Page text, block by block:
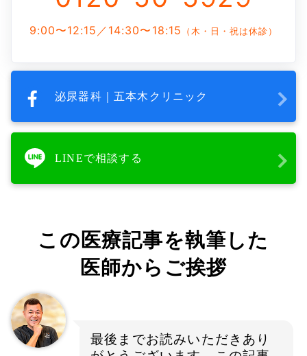
9:00〜12:15／14:30〜18:15 （木・日・祝は休診）
泌尿器科｜五本木クリニック
LINEで相談する
この医療記事を執筆した
医師からご挨拶
最後までお読みいただきあり